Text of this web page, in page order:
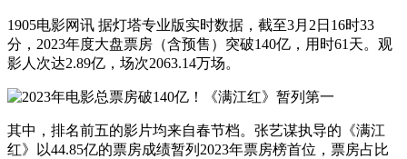
1905电影网讯 据灯塔专业版实时数据，截至3月2日16时33
分，2023年度大盘票房（含预售）突破140亿，用时61天。观
影人次达2.89亿，场次2063.14万场。
其中，排名前五的影片均来自春节档。张艺谋执导的《满江
红》以44.85亿的票房成绩暂列2023年票房榜首位，票房占比